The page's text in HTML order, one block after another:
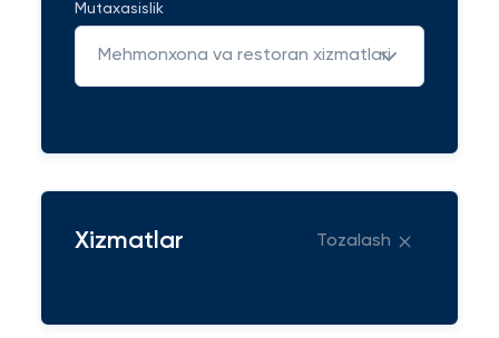
Mutaxasislik
Mehmonxona va restoran xizmatlari
Xizmatlar Tozalash